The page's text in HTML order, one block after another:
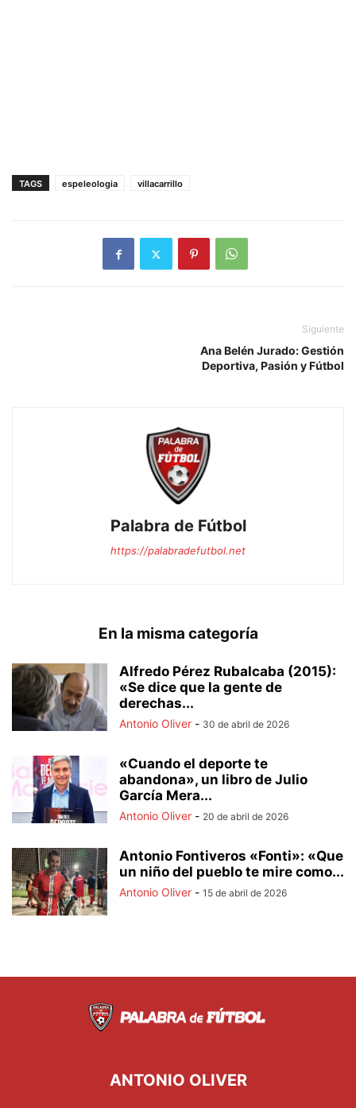
TAGS espeleologia villacarrillo
Siguiente
Ana Belén Jurado: Gestión
Deportiva, Pasión y Fútbol
Palabra de Fútbol
https://palabradefutbol.net
En la misma categoría
Alfredo Pérez Rubalcaba (2015):
«Se dice que la gente de
derechas...
Antonio Oliver - 30 de abril de 2026
«Cuando el deporte te
abandona», un libro de Julio
García Mera...
Antonio Oliver - 20 de abril de 2026
Antonio Fontiveros «Fonti»: «Que
un niño del pueblo te mire como...
Antonio Oliver - 15 de abril de 2026
ANTONIO OLIVER